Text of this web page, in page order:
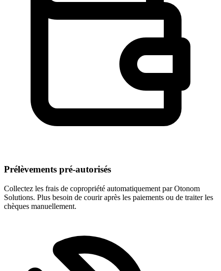
Prélèvements pré-autorisés
Collectez les frais de copropriété automatiquement par Otonom
Solutions. Plus besoin de courir après les paiements ou de traiter les
chèques manuellement.